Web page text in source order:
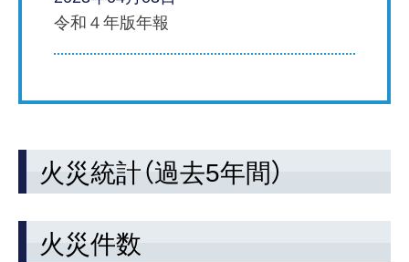
令和４年版年報
火災統計（過去5年間）
火災件数